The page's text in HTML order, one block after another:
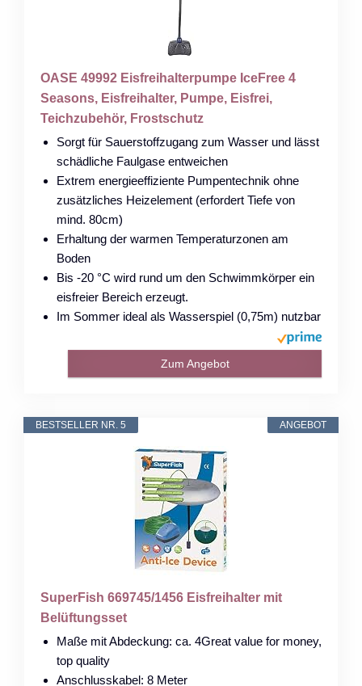
OASE 49992 Eisfreihalterpumpe IceFree 4
Seasons, Eisfreihalter, Pumpe, Eisfrei,
Teichzubehör, Frostschutz
Sorgt für Sauerstoffzugang zum Wasser und lässt
schädliche Faulgase entweichen
Extrem energieeffiziente Pumpentechnik ohne
zusätzliches Heizelement (erfordert Tiefe von
mind. 80cm)
Erhaltung der warmen Temperaturzonen am
Boden
Bis -20 °C wird rund um den Schwimmkörper ein
eisfreier Bereich erzeugt.
Im Sommer ideal als Wasserspiel (0,75m) nutzbar
Zum Angebot
ANGEBOT
BESTSELLER NR. 5
SuperFish 669745/1456 Eisfreihalter mit
Belüftungsset
Maße mit Abdeckung: ca. 4Great value for money,
top quality
Anschlusskabel: 8 Meter